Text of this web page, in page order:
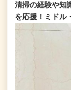
清掃の経験や知
を応援！ミドル